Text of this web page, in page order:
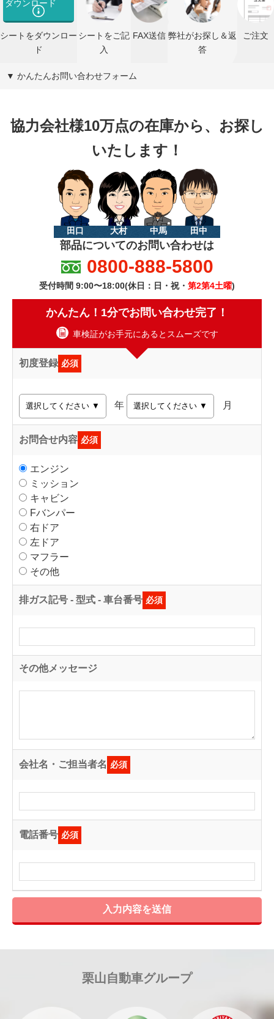
ダウンロード
シートをダウンロー
ド
シートをご記
入
FAX送信 弊社がお探し＆返
答
ご注文
▼ かんたんお問い合わせフォーム
協力会社様10万点の在庫から、お探し
いたします！
田口 大村 中馬 田中
部品についてのお問い合わせは
0800-888-5800
受付時間 9:00〜18:00(休日：日・祝・ 第2第4土曜)
かんたん！1分でお問い合わせ完了！
車検証がお手元にあるとスムーズです
初度登録 必須
年 月
お問合せ内容 必須
エンジン
ミッション
キャビン
Fバンパー
右ドア
左ドア
マフラー
その他
排ガス記号 - 型式 - 車台番号 必須
その他メッセージ
会社名・ご担当者名 必須
電話番号 必須
入力内容を送信
栗山自動車グループ